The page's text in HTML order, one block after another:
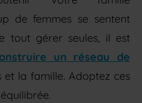
de femmes se sentent
tout gérer seules, il est
un réseau de
et la famille. Adoptez ces